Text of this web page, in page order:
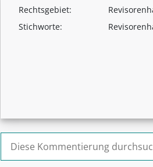
Rechtsgebiet:
Stichworte:
Suchen nach: